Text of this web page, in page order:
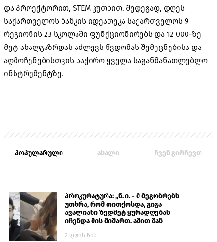
და პროექტორით, STEM კუთხით. შედეგად, დღეს
საქართველოს ბანკის იდეათეკა საქართველოს 9
რეგიონის 23 სკოლაში ფუნქციონირებს და 12 000-ზე
მეტ ახალგაზრდას აძლევს წვდომას შემეცნებისა და
აღმოჩენებისთვის საჭირო ყველა საგანმანათლებლო
ინსტრუმენტზე.
პოპულარული ახალი ჩვენ გირჩევთ
პროკურატურა: „ნ. ი. - მ მეგობრებს
უთხრა, რომ თითქოსდა, გიგა
ავალიანი ზედმეტ ყურადღებას
იჩენდა მის მიმართ. ამით მან
თავს დასხმოდა გიგა ავალიანს“
2 დღის წინ